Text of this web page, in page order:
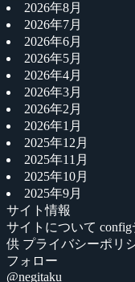
2026年8月
2026年7月
2026年6月
2026年5月
2026年4月
2026年3月
2026年2月
2026年1月
2025年12月
2025年11月
2025年10月
2025年9月
サイト情報
サイトについて
供 プライバシーポリ
フォロー
@negitaku